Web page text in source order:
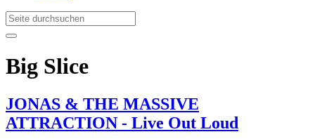
Big Slice
JONAS & THE MASSIVE
ATTRACTION - Live Out Loud